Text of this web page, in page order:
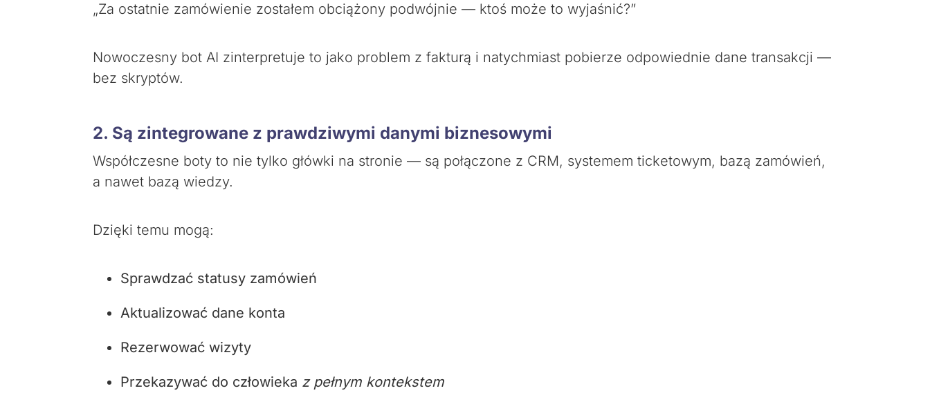
„Za ostatnie zamówienie zostałem obciążony podwójnie — ktoś może to wyjaśnić?”
Nowoczesny bot AI zinterpretuje to jako problem z fakturą i natychmiast pobierze odpowiednie dane transakcji —
bez skryptów.
2. Są zintegrowane z prawdziwymi danymi biznesowymi
Współczesne boty to nie tylko główki na stronie — są połączone z CRM, systemem ticketowym, bazą zamówień,
a nawet bazą wiedzy.
Dzięki temu mogą:
Sprawdzać statusy zamówień
Aktualizować dane konta
Rezerwować wizyty
Przekazywać do człowieka z pełnym kontekstem